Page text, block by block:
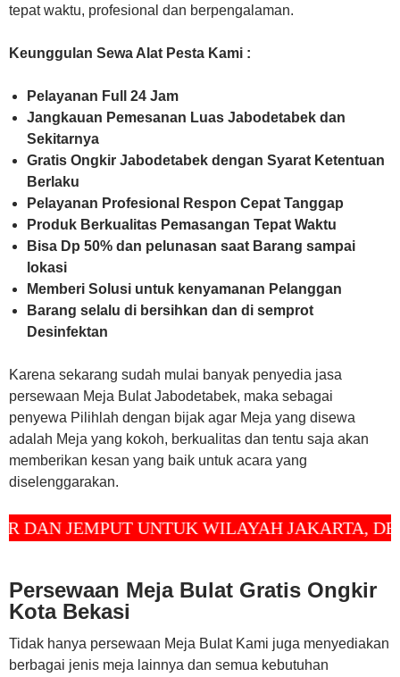
tepat waktu, profesional dan berpengalaman.
Keunggulan Sewa Alat Pesta Kami :
Pelayanan Full 24 Jam
Jangkauan Pemesanan Luas Jabodetabek dan
Sekitarnya
Gratis Ongkir Jabodetabek dengan Syarat Ketentuan
Berlaku
Pelayanan Profesional Respon Cepat Tanggap
Produk Berkualitas Pemasangan Tepat Waktu
Bisa Dp 50% dan pelunasan saat Barang sampai
lokasi
Memberi Solusi untuk kenyamanan Pelanggan
Barang selalu di bersihkan dan di semprot
Desinfektan
Karena sekarang sudah mulai banyak penyedia jasa
persewaan Meja Bulat Jabodetabek, maka sebagai
penyewa Pilihlah dengan bijak agar Meja yang disewa
adalah Meja yang kokoh, berkualitas dan tentu saja akan
memberikan kesan yang baik untuk acara yang
diselenggarakan.
JEMPUT UNTUK WILAYAH JAKARTA, DEPOK
Persewaan Meja Bulat Gratis Ongkir
Kota Bekasi
Tidak hanya persewaan Meja Bulat Kami juga menyediakan
berbagai jenis meja lainnya dan semua kebutuhan